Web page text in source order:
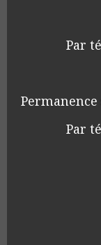
Par
Par